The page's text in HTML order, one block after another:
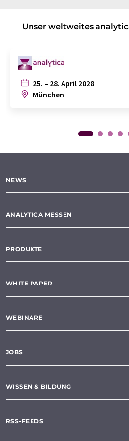
Unser weltweites
25. – 28. April 2028
München
NEWS
ANALYTICA MESSEN
PRODUKTE
WHITE PAPER
WEBINARE
JOBS
WISSEN & BILDUNG
RSS-FEEDS